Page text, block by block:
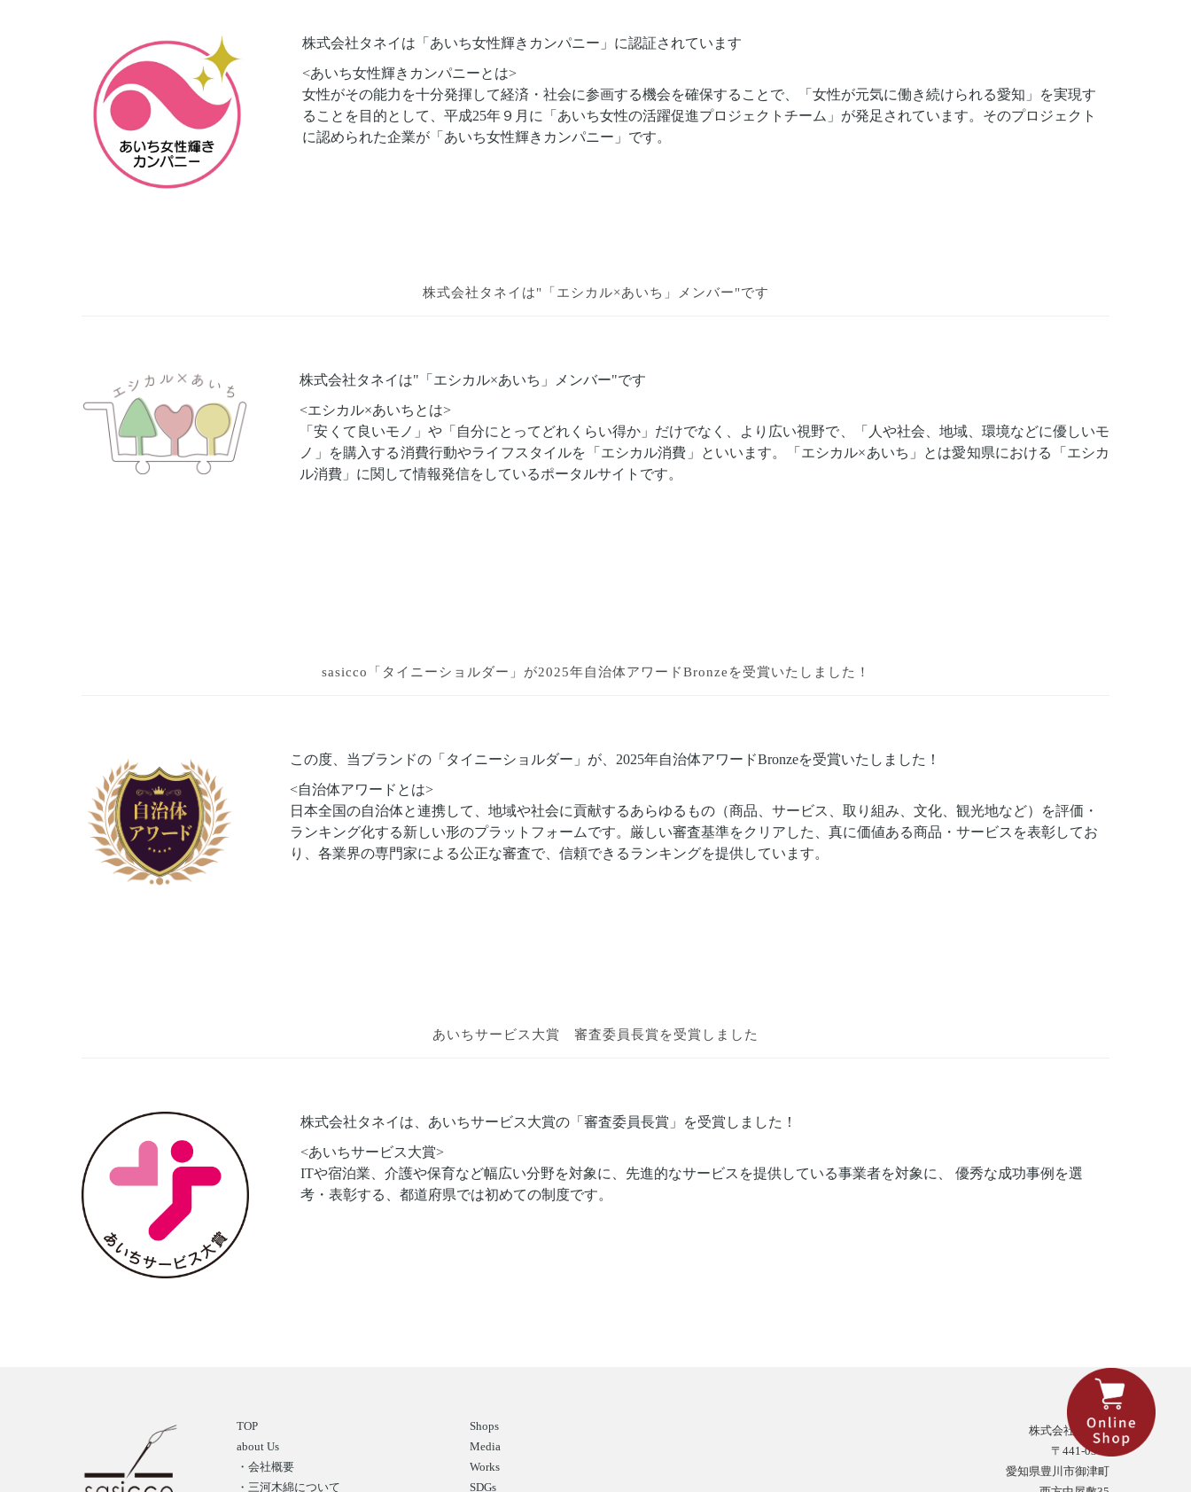
株式会社タネイは「あいち女性輝きカンパニー」に認証されています
<あいち女性輝きカンパニーとは>
女性がその能力を十分発揮して経済・社会に参画する機会を確保することで、「女性が元気に働き続けられる愛知」を実現す
ることを目的として、平成25年９月に「あいち女性の活躍促進プロジェクトチーム」が発足されています。そのプロジェクト
に認められた企業が「あいち女性輝きカンパニー」です。
株式会社タネイは"「エシカル×あいち」メンバー"です
株式会社タネイは"「エシカル×あいち」メンバー"です
<エシカル×あいちとは>
「安くて良いモノ」や「自分にとってどれくらい得か」だけでなく、より広い視野で、「人や社会、地域、環境などに優しいモ
ノ」を購入する消費行動やライフスタイルを「エシカル消費」といいます。「エシカル×あいち」とは愛知県における「エシカ
ル消費」に関して情報発信をしているポータルサイトです。
sasicco「タイニーショルダー」が2025年自治体アワードBronzeを受賞いたしました！
この度、当ブランドの「タイニーショルダー」が、2025年自治体アワードBronzeを受賞いたしました！
<自治体アワードとは>
日本全国の自治体と連携して、地域や社会に貢献するあらゆるもの（商品、サービス、取り組み、文化、観光地など）を評価・
ランキング化する新しい形のプラットフォームです。厳しい​審査基準を​クリアした、真に​価値ある​商品・サービスを​表彰してお
り、各業界の​専門家に​よる​公正な​審査で、信頼できるランキングを​提供しています。
あいちサービス大賞 審査委員長賞を受賞しました
株式会社タネイは、あいちサービス大賞の「審査委員長賞」を受賞しました！
<あいちサービス大賞>
ITや宿泊業、介護や保育など幅広い分野を対象に、先進的なサービスを提供している事業者を対象に、 優秀な成功事例を選
考・表彰する、都道府県では初めての制度です。
TOP
about Us
・会社概要
・三河木綿について
Shops
Media
Works
SDGs
株式会社タネイ
〒441-0312
愛知県豊川市御津町